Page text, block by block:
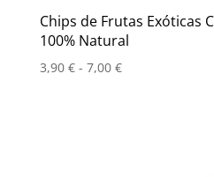
Chips de Frutas Exóticas
100% Natural
3,90 € - 7,00 €Rango